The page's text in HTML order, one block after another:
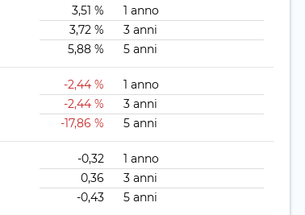
3,51 %
1 anno
3,72 %
3 anni
5,88 %
5 anni
-2,44 %
1 anno
-2,44 %
3 anni
-17,86 %
5 anni
-0,32
1 anno
0,36
3 anni
-0,43
5 anni